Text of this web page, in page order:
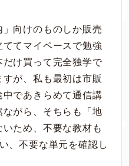
向けのものしか販売
てマイペースで勉強
け買って完全独学で
が、私も最初は市販
であきらめて通信講
がら、そちらも「地
ため、不要な教材も
、不要な単元を確認し